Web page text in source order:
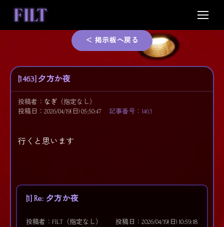
content
＜ 掲示板へ戻る
[1463] 夕方か夜
投稿者： なぎ （指定なし）
投稿日：2026/04/19(日) 05:50:47
記事番号：1463
行くと思います
[1] Re: 夕方か夜
投稿者：FILT（指定なし） 投稿日：2026/04/19(日) 10:59:18